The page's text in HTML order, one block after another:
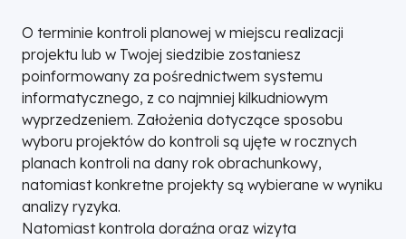
O terminie kontroli planowej w miejscu realizacji
projektu lub w Twojej siedzibie zostaniesz
poinformowany za pośrednictwem systemu
informatycznego, z co najmniej kilkudniowym
wyprzedzeniem. Założenia dotyczące sposobu
wyboru projektów do kontroli są ujęte w rocznych
planach kontroli na dany rok obrachunkowy,
natomiast konkretne projekty są wybierane w wyniku
analizy ryzyka.
Natomiast kontrola doraźna oraz wizyta